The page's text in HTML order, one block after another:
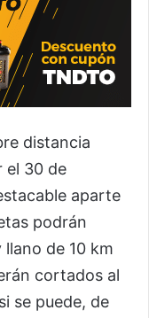
distancia
el 30 de
aparte
podrán
de 10 km
cortados al
se puede, de